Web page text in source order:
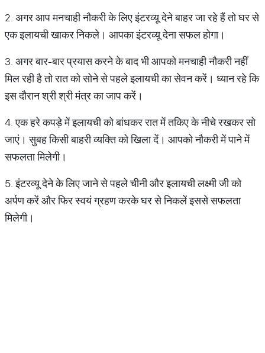
2. अगर आप मनचाही नौकरी के लिए इंटरव्यू देने बाहर जा रहे हैं तो घर से
एक इलायची खाकर निकले। आपका इंटरव्यू देना सफल होगा।
3. अगर बार-बार प्रयास करने के बाद भी आपको मनचाही नौकरी नहीं
मिल रही है तो रात को सोने से पहले इलायची का सेवन करें। ध्यान रहे कि
इस दौरान श्री श्री मंत्र का जाप करें।
4. एक हरे कपड़े में इलायची को बांधकर रात में तकिए के नीचे रखकर सो
जाएं। सुबह किसी बाहरी व्यक्ति को खिला दें। आपको नौकरी में पाने में
सफलता मिलेगी।
5. इंटरव्यू देने के लिए जाने से पहले चीनी और इलायची लक्ष्मी जी को
अर्पण करें और फिर स्वयं ग्रहण करके घर से निकलें इससे सफलता
मिलेगी।